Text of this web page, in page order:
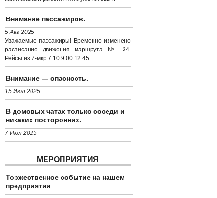
Внимание пассажиров.
5 Авг 2025
Уважаемые пассажиры! Временно изменено
расписание движения маршрута № 34.
Рейсы из 7-мкр 7.10 9.00 12.45
Внимание — опасность.
15 Июл 2025
В домовых чатах только соседи и
никаких посторонних.
7 Июл 2025
МЕРОПРИЯТИЯ
Торжественное событие на нашем
предприятии